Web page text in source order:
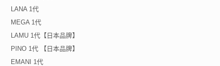
LANA 1代
MEGA 1代
LAMU 1代【日本品牌】
PINO 1代 【日本品牌】
EMANI 1代